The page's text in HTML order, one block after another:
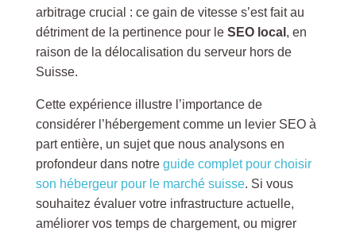
arbitrage crucial : ce gain de vitesse s’est fait au
détriment de la pertinence pour le SEO local , en
raison de la délocalisation du serveur hors de
Suisse.
Cette expérience illustre l’importance de
considérer l’hébergement comme un levier SEO à
part entière, un sujet que nous analysons en
profondeur dans notre guide complet pour choisir
son hébergeur pour le marché suisse. Si vous
souhaitez évaluer votre infrastructure actuelle,
améliorer vos temps de chargement, ou migrer